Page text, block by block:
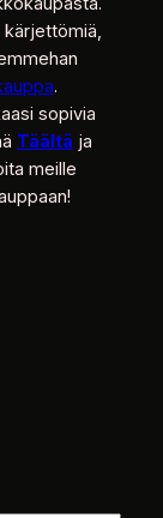
.
sopivia
Täältä ja
meille